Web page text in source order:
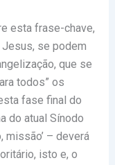
esta frase-chave,
se podem
que se
todos” os
fase final do
do atual Sínodo
missão’ – deverá
isto e, o